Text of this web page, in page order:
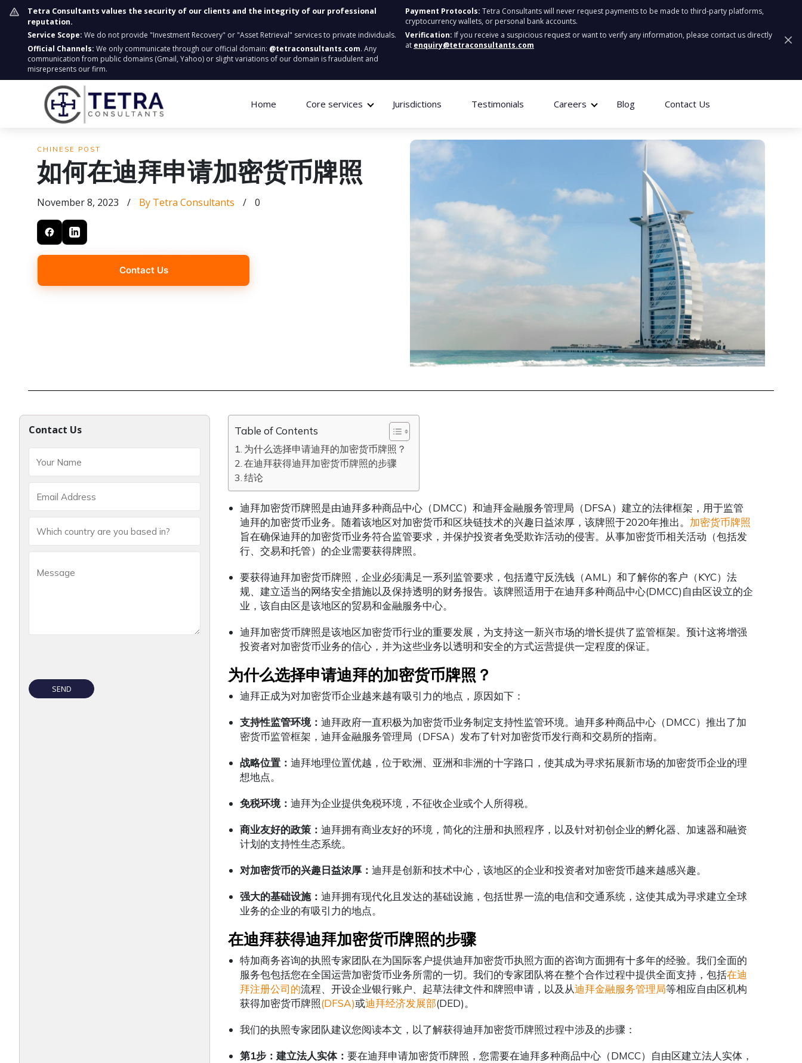
Tetra Consultants values the security of our clients and the integrity of our professional
reputation.
Service Scope: We do not provide "Investment Recovery" or "Asset Retrieval" services to private individuals.
Official Channels: We only communicate through our official domain: @tetraconsultants.com. Any
communication from public domains (Gmail, Yahoo) or slight variations of our domain is fraudulent and
misrepresents our firm.
Payment Protocols: Tetra Consultants will never request payments to be made to third-party platforms,
cryptocurrency wallets, or personal bank accounts.
Verification: If you receive a suspicious request or want to verify any information, please contact us directly
at enquiry@tetraconsultants.com
Home Core services Jurisdictions Testimonials Careers Blog Contact Us
CHINESE POST
如何在迪拜申请加密货币牌照
November 8, 2023 / By Tetra Consultants / 0
Contact Us
Contact Us Table of Contents
为什么选择申请迪拜的加密货币牌照？
在迪拜获得迪拜加密货币牌照的步骤
结论
迪拜加密货币牌照是由迪拜多种商品中心（DMCC）和迪拜金融服务管理局（DFSA）建立的法律框架，用于监管
迪拜的加密货币业务。随着该地区对加密货币和区块链技术的兴趣日益浓厚，该牌照于2020年推出。 加密货币牌照
旨在确保迪拜的加密货币业务符合监管要求，并保护投资者免受欺诈活动的侵害。从事加密货币相关活动（包括发
行、交易和托管）的企业需要获得牌照。
要获得迪拜加密货币牌照，企业必须满足一系列监管要求，包括遵守反洗钱（AML）和了解你的客户（KYC）法
规、建立适当的网络安全措施以及保持透明的财务报告。该牌照适用于在迪拜多种商品中心(DMCC)自由区设立的企
业，该自由区是该地区的贸易和金融服务中心。
迪拜加密货币牌照是该地区加密货币行业的重要发展，为支持这一新兴市场的增长提供了监管框架。预计这将增强
投资者对加密货币业务的信心，并为这些业务以透明和安全的方式运营提供一定程度的保证。
为什么选择申请迪拜的加密货币牌照？
迪拜正成为对加密货币企业越来越有吸引力的地点，原因如下：
支持性监管环境： 迪拜政府一直积极为加密货币业务制定支持性监管环境。迪拜多种商品中心（DMCC）推出了加
密货币监管框架，迪拜金融服务管理局（DFSA）发布了针对加密货币发行商和交易所的指南。
战略位置： 迪拜地理位置优越，位于欧洲、亚洲和非洲的十字路口，使其成为寻求拓展新市场的加密货币企业的理
想地点。
免税环境： 迪拜为企业提供免税环境，不征收企业或个人所得税。
商业友好的政策： 迪拜拥有商业友好的环境，简化的注册和执照程序，以及针对初创企业的孵化器、加速器和融资
计划的支持性生态系统。
对加密货币的兴趣日益浓厚： 迪拜是创新和技术中心，该地区的企业和投资者对加密货币越来越感兴趣。
强大的基础设施： 迪拜拥有现代化且发达的基础设施，包括世界一流的电信和交通系统，这使其成为寻求建立全球
业务的企业的有吸引力的地点。
在迪拜获得迪拜加密货币牌照的步骤
特加商务咨询的执照专家团队在为国际客户提供迪拜加密货币执照方面的咨询方面拥有十多年的经验。我们全面的
服务包包括您在全国运营加密货币业务所需的一切。我们的专家团队将在整个合作过程中提供全面支持，包括在迪
拜注册公司的流程、开设企业银行账户、起草法律文件和牌照申请，以及从迪拜金融服务管理局等相应自由区机构
获得加密货币牌照(DFSA)或迪拜经济发展部(DED)。
我们的执照专家团队建议您阅读本文，以了解获得迪拜加密货币牌照过程中涉及的步骤：
第1步：建立法人实体： 要在迪拜申请加密货币牌照，您需要在迪拜多种商品中心（DMCC）自由区建立法人实体，